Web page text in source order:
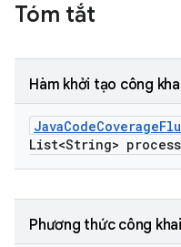
Tóm tắt
Hàm khởi tạo công
JavaCodeCoverage
List<String> process
Phương thức công khai